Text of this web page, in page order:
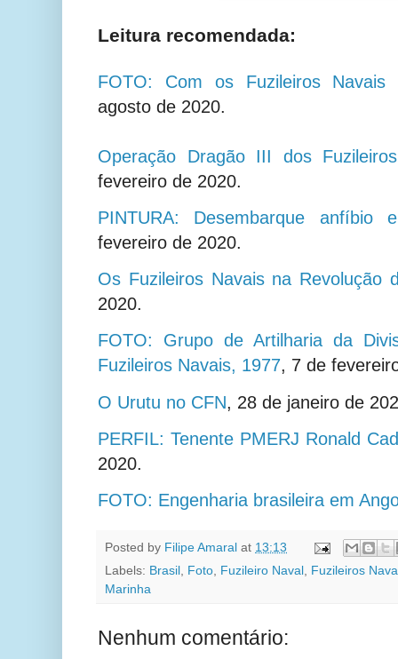
Leitura recomendada:
FOTO: Com os Fuzileiros Navais
agosto de 2020.
Operação Dragão III dos
fevereiro de 2020.
PINTURA: Desembarque anfíbio
fevereiro de 2020.
Os Fuzileiros Navais na Revolução
2020.
FOTO: Grupo de Artilharia da
Fuzileiros Navais, 1977, 7 de
O Urutu no CFN, 28 de janeiro de
PERFIL: Tenente PMERJ Ronald
2020.
FOTO: Engenharia brasileira em
Posted by Filipe Amaral at 13:13
Labels: Brasil , Foto, Fuzileiro Naval , Fuzileiros
Marinha
Nenhum comentário: